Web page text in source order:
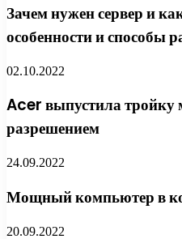
Зачем нужен сервер и
особенности и способы
02.10.2022
Acer выпустила
разрешением
24.09.2022
Мощный компьютер в
20.09.2022